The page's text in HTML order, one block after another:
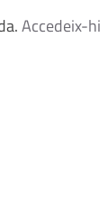
Accedeix-hi